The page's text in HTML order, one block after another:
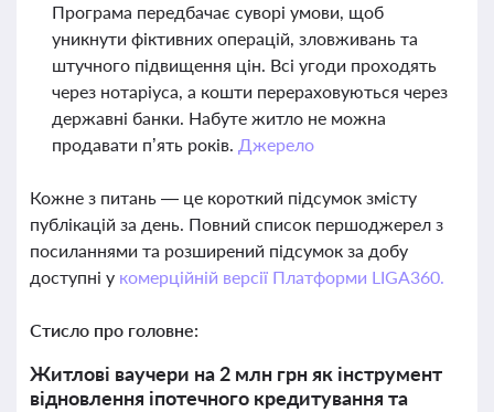
Програма передбачає суворі умови, щоб
уникнути фіктивних операцій, зловживань та
штучного підвищення цін. Всі угоди проходять
через нотаріуса, а кошти перераховуються через
державні банки. Набуте житло не можна
продавати п’ять років. Джерело
Кожне з питань — це короткий підсумок змісту
публікацій за день. Повний список першоджерел з
посиланнями та розширений підсумок за добу
доступні у комерційній версії Платформи LIGA360.
Стисло про головне:
Житлові ваучери на 2 млн грн як інструмент
відновлення іпотечного кредитування та